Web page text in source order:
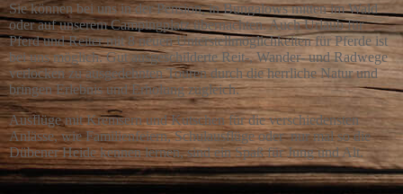
Sie können bei uns in der Pension, in Bungalows mitten im Wald
oder auf unserem Campingplatz übernachten. Auch Urlaub für
Pferd und Reiter mit 8 neuen Unterstellmöglichkeiten für Pferde ist
bei uns möglich. Gut ausgeschilderte Reit-, Wander- und Radwege
verlocken zu ausgedehnten Touren durch die herrliche Natur und
bringen Erlebnis und Erholung zugleich.
Ausflüge mit Kremsern und Kutschen für die verschiedensten
Anlässe, wie Familienfeiern, Schulausflüge oder nur mal so die
Dübener Heide kennen lernen, sind ein Spaß für Jung und Alt.